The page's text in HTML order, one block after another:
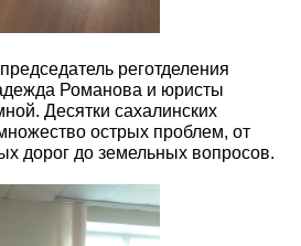
реготделения
Романова и юристы
Десятки сахалинских
острых проблем, от
дорог до земельных вопросов.